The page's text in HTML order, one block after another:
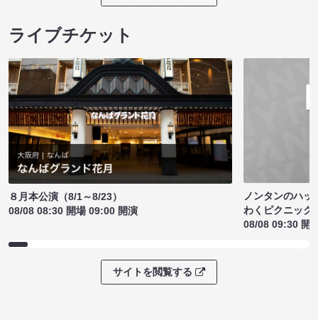
ライブチケット
８月本公演（8/1～8/23）
08/08 08:30 開場 09:00 開演
ノンタンのハッ
わくピクニック
08/08 09:30 開
サイトを閲覧する